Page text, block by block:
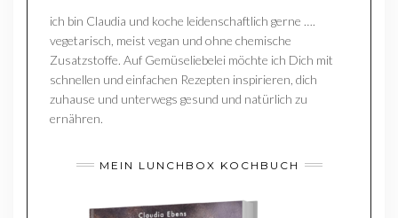
ich bin Claudia und koche leidenschaftlich gerne ….
vegetarisch, meist vegan und ohne chemische
Zusatzstoffe. Auf Gemüseliebelei möchte ich Dich mit
schnellen und einfachen Rezepten inspirieren, dich
zuhause und unterwegs gesund und natürlich zu
ernähren.
MEIN LUNCHBOX KOCHBUCH